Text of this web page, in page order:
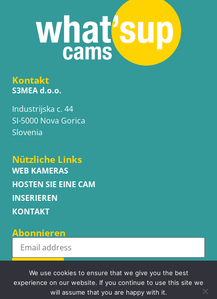
Kontakt
S3MEA d.o.o.
Industrijska c. 44
SI-5000 Nova Gorica
Slovenia
Nützliche Links
WEB KAMERAS
HOSTEN SIE EINE CAM
INSERIEREN
KONTAKT
Abonnieren
Subscribe
We use cookies to ensure that we give you the best
experience on our website. If you continue to use this site we
will assume that you are happy with it.